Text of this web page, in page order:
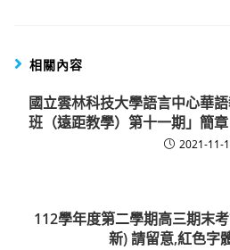
相關內容
國立雲林科技大學語言中心華
班（遠距教學）第十一期」簡
2021-11-
112學年度第二學期高三期末
新) 請留意,紅色字